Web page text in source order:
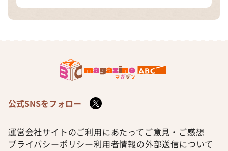
公式SNSをフォロー
運営会社サイトのご利用にあたって ご意見・ご感想
プライバシーポリシー利用者情報の外部送信について